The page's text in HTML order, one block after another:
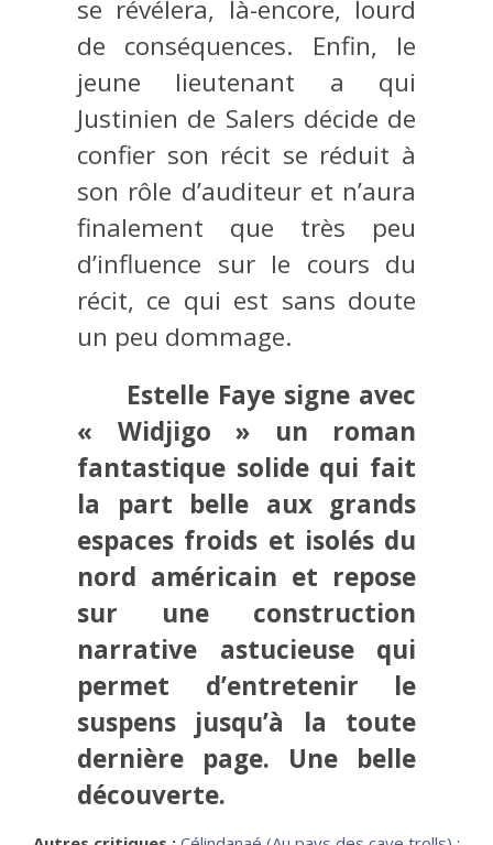
se révélera, là-encore, lourd
de conséquences. Enfin, le
jeune lieutenant a qui
Justinien de Salers décide de
confier son récit se réduit à
son rôle d’auditeur et n’aura
finalement que très peu
d’influence sur le cours du
récit, ce qui est sans doute
un peu dommage.
Estelle Faye signe avec
« Widjigo » un roman
fantastique solide qui fait
la part belle aux grands
espaces froids et isolés du
nord américain et repose
sur une construction
narrative astucieuse qui
permet d’entretenir le
suspens jusqu’à la toute
dernière page. Une belle
découverte.